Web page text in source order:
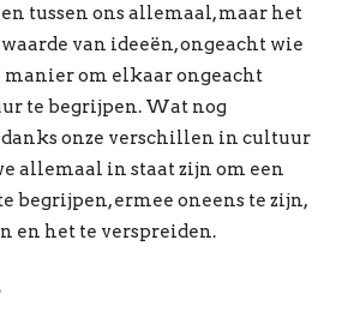
tussen ons allemaal, maar het
van ideeën, ongeacht wie
manier om elkaar ongeacht
te begrijpen. Wat nog
onze verschillen in cultuur
allemaal in staat zijn om een
begrijpen, ermee oneens te zijn,
en het te verspreiden.